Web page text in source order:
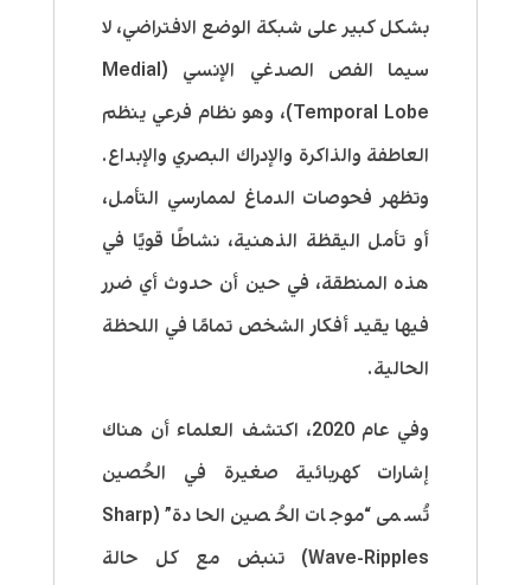
بشكل كبير على شبكة الوضع الافتراضي، لا
سيما الفص الصدغي الإنسي (Medial
Temporal Lobe)، وهو نظام فرعي ينظم
العاطفة والذاكرة والإدراك البصري والإبداع.
وتظهر فحوصات الدماغ لممارسي التأمل،
أو تأمل اليقظة الذهنية، نشاطًا قويًا في
هذه المنطقة، في حين أن حدوث أي ضرر
فيها يقيد أفكار الشخص تمامًا في اللحظة
الحالية.
وفي عام 2020، اكتشف العلماء أن هناك
إشارات كهربائية صغيرة في الحُصين
تُسمى “موجات الحُصين الحادة” (Sharp
Wave-Ripples) تنبض مع كل حالة